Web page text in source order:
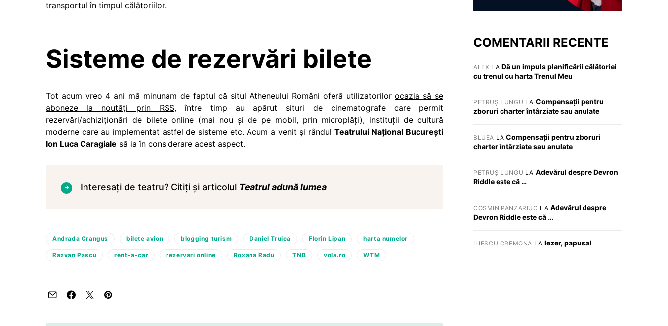
transportul în timpul călătoriilor.
Sisteme de rezervări bilete
Tot acum vreo 4 ani mă minunam de faptul că situl Atheneului Români oferă utilizatorilorocazia să se
aboneze la noutăți prin RSS, între timp au apărut situri de cinematografe care permit
rezervări/achiziționări de bilete online (mai nou și de pe mobil, prin microplăți), instituții de cultură
moderne care au implementat astfel de sisteme etc. Acum a venit și rândul Teatrului Național București
Ion Luca Caragiale să ia în considerare acest aspect.
Interesați de teatru? Citiți și articolul Teatrul adună lumea
Andrada Crangus bilete avion blogging turism Daniel Truica Florin Lipan harta numelor
Razvan Pascu rent-a-car rezervari online Roxana Radu TNB vola.ro WTM
COMENTARII RECENTE
ALEX LA Dă un impuls planificării călătoriei
cu trenul cu harta Trenul Meu
PETRUȘ LUNGU LA Compensații pentru
zboruri charter întârziate sau anulate
BLUEA LACompensații pentru zboruri
charter întârziate sau anulate
PETRUȘ LUNGU LA Adevărul despre Devron
Riddle este că …
COSMIN PANZARIUC LA Adevărul despre
Devron Riddle este că …
ILIESCU CREMONA LA Iezer, papusa!